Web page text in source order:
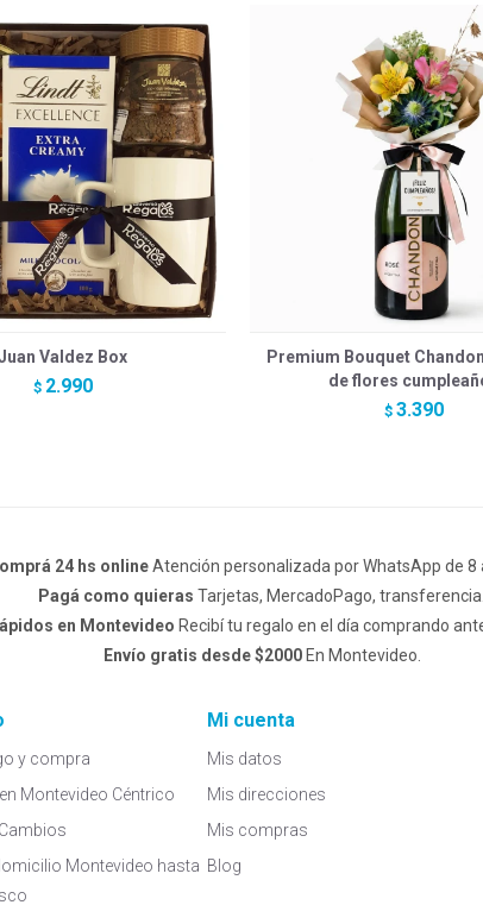
Valdez Box
$ 2.990
Premium Bouquet
de flores
$ 3.390
24 hs onlineAtención personalizada por WhatsApp de 8
Pagá como quieras Tarjetas, MercadoPago, transferencia.
en Montevideo Recibí tu regalo en el día comprando
Envío gratis desde $2000En Montevideo.
y compra
Montevideo Céntrico
Montevideo hasta
Mi cuenta
Mis datos
Mis direcciones
Mis compras
Blog